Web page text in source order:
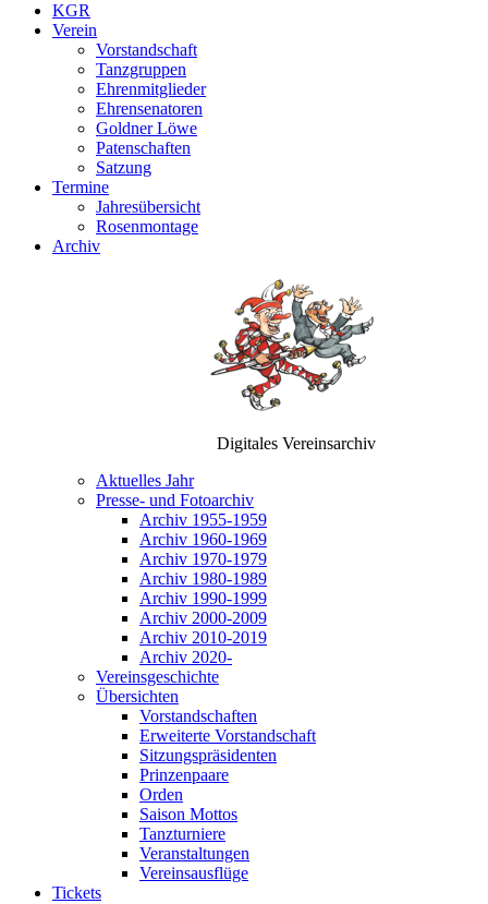
KGR
Verein
Vorstandschaft
Tanzgruppen
Ehrenmitglieder
Ehrensenatoren
Goldner Löwe
Patenschaften
Satzung
Termine
Jahresübersicht
Rosenmontage
Archiv
Digitales Vereinsarchiv
Aktuelles Jahr
Presse- und Fotoarchiv
Archiv 1955-1959
Archiv 1960-1969
Archiv 1970-1979
Archiv 1980-1989
Archiv 1990-1999
Archiv 2000-2009
Archiv 2010-2019
Archiv 2020-
Vereinsgeschichte
Übersichten
Vorstandschaften
Erweiterte Vorstandschaft
Sitzungspräsidenten
Prinzenpaare
Orden
Saison Mottos
Tanzturniere
Veranstaltungen
Vereinsausflüge
Tickets